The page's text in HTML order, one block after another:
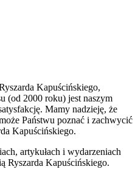
Kapuścińskiego,
(od 2000 roku) jest naszym
Mamy nadzieję, że
Państwu poznać i zachwycić
Kapuścińskiego.
artykułach i wydarzeniach
Ryszarda Kapuścińskiego.